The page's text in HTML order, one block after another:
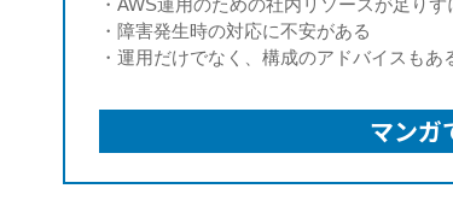
・障害発生時の対応に不安がある
・運用だけでなく、構成のアドバイスもあ
マンガ